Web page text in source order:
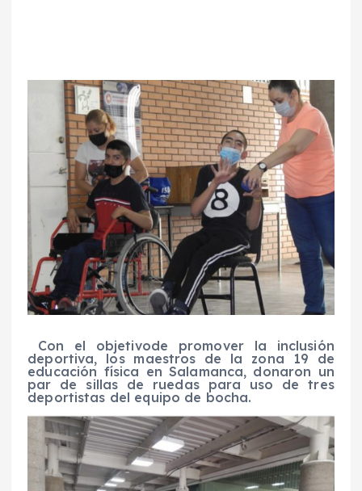
Con el objetivode promover la inclusión
deportiva, los maestros de la zona 19 de
educación física en Salamanca, donaron un
par de sillas de ruedas para uso detres
deportistas del equipo de bocha.